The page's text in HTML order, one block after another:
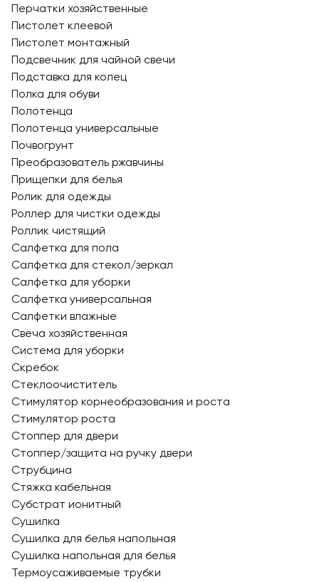
Перчатки хозяйственные
Пистолет клеевой
Пистолет монтажный
Подсвечник для чайной свечи
Подставка для колец
Полка для обуви
Полотенца
Полотенца универсальные
Почвогрунт
Преобразователь ржавчины
Прищепки для белья
Ролик для одежды
Роллер для чистки одежды
Роллик чистящий
Салфетка для пола
Салфетка для стекол/зеркал
Салфетка для уборки
Салфетка универсальная
Салфетки влажные
Свеча хозяйственная
Система для уборки
Скребок
Стеклоочиститель
Стимулятор корнеобразования и роста
Стимулятор роста
Стоппер для двери
Стоппер/защита на ручку двери
Струбцина
Стяжка кабельная
Субстрат ионитный
Сушилка
Сушилка для белья напольная
Сушилка напольная для белья
Термоусаживаемые трубки